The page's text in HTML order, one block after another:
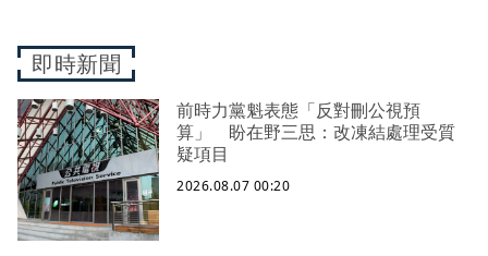
即時新聞
前時力黨魁表態「反對刪公視預
算」 盼在野三思：改凍結處理受質
疑項目
2026.08.07 00:20